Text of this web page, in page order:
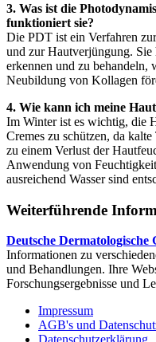
3. Was ist die
funktioniert sie?
Die PDT ist ein Verfahren
und zur Hautverjüngung.
erkennen und zu behandeln,
Neubildung von Kollagen
4. Wie kann ich meine
Im Winter ist es wichtig, die
Cremes zu schützen, da
zu einem Verlust der
Anwendung von
ausreichend Wasser sind
Weiterführende
Deutsche Dermatologische
Informationen zu
und Behandlungen. Ihre
Forschungsergebnisse und
Impressum
AGB's und